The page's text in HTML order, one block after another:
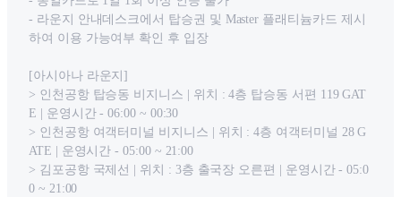
- 라운지 안내데스크에서 탑승권 및 Master 플래티늄카드 제시
하여 이용 가능여부 확인 후 입장
[아시아나 라운지]
> 인천공항 탑승동 비지니스 | 위치 : 4층 탑승동 서편 119 GAT
E | 운영시간 - 06:00 ~ 00:30
> 인천공항 여객터미널 비지니스 | 위치 : 4층 여객터미널 28 G
ATE | 운영시간 - 05:00 ~ 21:00
> 김포공항 국제선 | 위치 : 3층 출국장 오른편 | 운영시간 - 05:0
0 ~ 21:00